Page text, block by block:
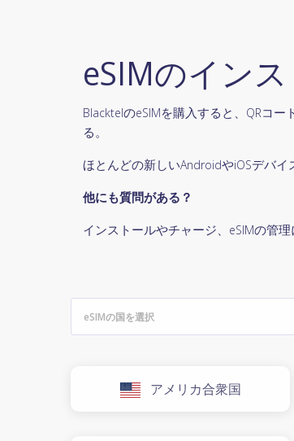
eSIMのイン
BlacktelのeSIMを購入すると、QRコ
る。
ほとんどの新しいAndroidやiOSデバ
他にも質問がある？
インストールやチャージ、eSIMの管
アメリカ合衆国